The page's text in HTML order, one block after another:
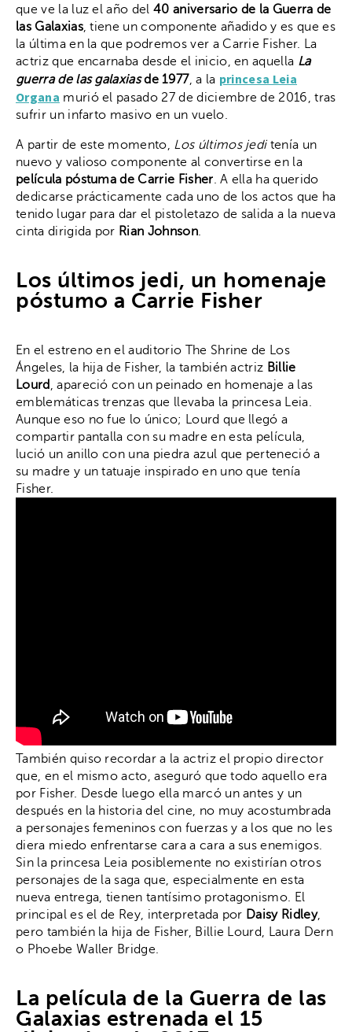
que ve la luz el año del40 aniversario de la Guerra de
las Galaxias, tiene un componente añadido y es que es
la última en la que podremos ver a Carrie Fisher. La
actriz que encarnaba desde el inicio, en aquella La
guerra de las galaxiasde 1977, a la princesa Leia
Organa murió el pasado 27 de diciembre de 2016, tras
sufrir un infarto masivo en un vuelo.
A partir de este momento, Los últimos jeditenía un
nuevo y valioso componente al convertirse en la
película póstuma de Carrie Fisher. A ella ha querido
dedicarse prácticamente cada uno de los actos que ha
tenido lugar para dar el pistoletazo de salida a la nueva
cinta dirigida por Rian Johnson.
Los últimos jedi, un homenaje
póstumo a Carrie Fisher
En el estreno en el auditorio The Shrine de Los
Ángeles, la hija de Fisher, la también actriz Billie
Lourd , apareció con un peinado en homenaje a las
emblemáticas trenzas que llevaba la princesa Leia.
Aunque eso no fue lo único; Lourd que llegó a
compartir pantalla con su madre en esta película,
lució un anillo con una piedra azul que perteneció a
su madre y un tatuaje inspirado en uno que tenía
Fisher.
También quiso recordar a la actriz el propio director
que, en el mismo acto, aseguró que todo aquello era
por Fisher. Desde luego ella marcó un antes y un
después en la historia del cine, no muy acostumbrada
a personajes femeninos con fuerzas y a los que no les
diera miedo enfrentarse cara a cara a sus enemigos.
Sin la princesa Leia posiblemente no existirían otros
personajes de la saga que, especialmente en esta
nueva entrega, tienen tantísimo protagonismo. El
principal es el de Rey, interpretada por Daisy Ridley,
pero también la hija de Fisher, Billie Lourd, Laura Dern
o Phoebe Waller Bridge.
La película de la Guerra de las
Galaxias estrenada el 15